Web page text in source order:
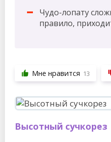
Чудо-лопату
правило,
Мне нравится 13
Высотный сучкорез